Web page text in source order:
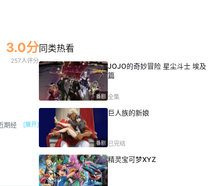
3.0分
257人评分
[展开]
同类热看
番剧
JOJO的奇妙冒险 星尘斗士 埃及
篇
全集
番剧
巨人族的新娘
已完结
精灵宝可梦XYZ